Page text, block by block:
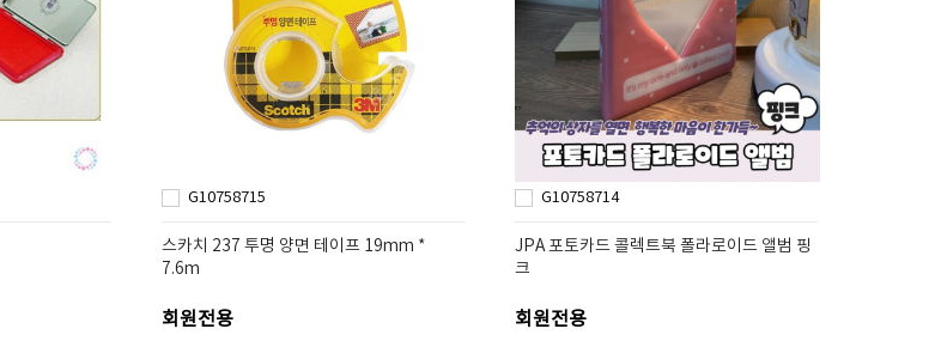
G10758715
스카치 237 투명 양면 테이프 19mm *
7.6m
회원전용
G10758714
JPA 포토카드 콜렉트북 폴라로이드 앨범 핑
크
회원전용